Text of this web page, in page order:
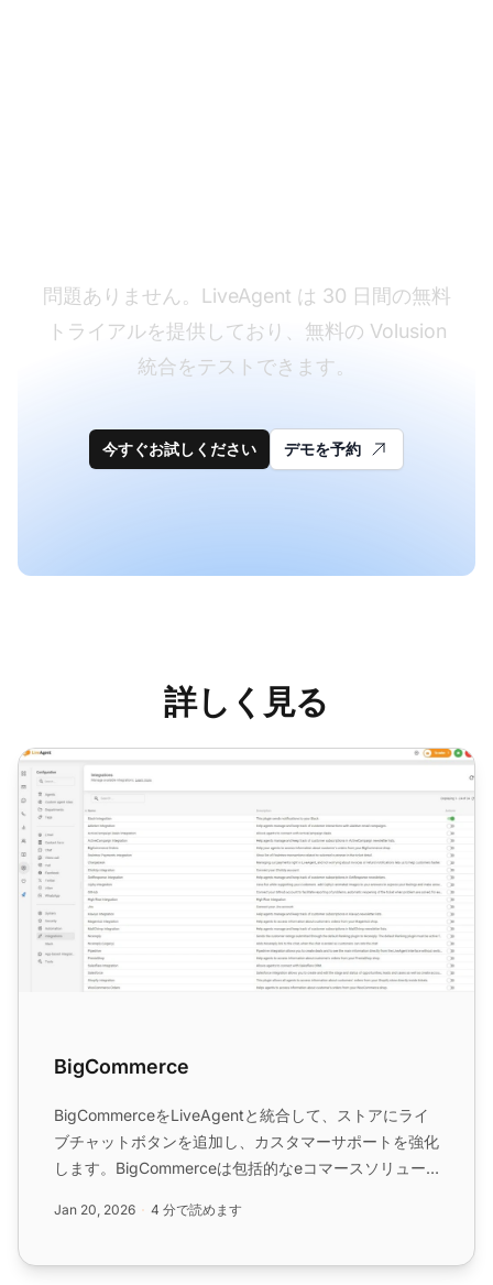
問題ありません。LiveAgent は 30 日間の無料
トライアルを提供しており、無料の Volusion
統合をテストできます。
今すぐお試しください デモを予約
詳しく見る
BigCommerce
BigCommerce
BigCommerceをLiveAgentと統合して、ストアにライ
ブチャットボタンを追加し、カスタマーサポートを強化
します。BigCommerceは包括的なeコマースソリュー
トのセットアップが簡単になります。無料で試して、ユ
Jan 20, 2026 4 分で読めます